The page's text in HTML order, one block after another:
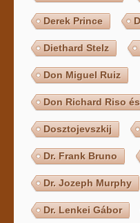
Derek Prince
Diethard Stelz
Don Miguel Ruiz
Don Richard Riso
Dosztojevszkij
Dr. Frank Bruno
Dr. Jozeph Murphy
Dr. Lenkei Gábor